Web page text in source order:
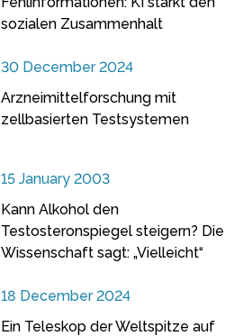
sozialen Zusammenhalt
30 December 2024
Arzneimittelforschung mit
zellbasierten Testsystemen
15 January 2003
Kann Alkohol den
Testosteronspiegel steigern? Die
Wissenschaft sagt: „Vielleicht“
18 December 2024
Ein Teleskop der Weltspitze auf